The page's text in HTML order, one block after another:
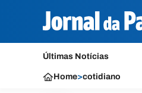
Últimas Notícias
Home>cotidiano